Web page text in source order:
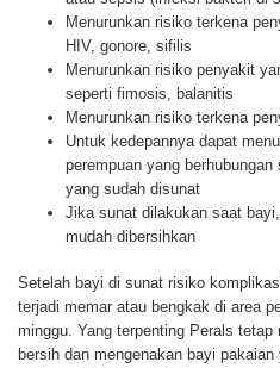
Menurunkan risiko terkena
HIV, gonore, sifilis
Menurunkan risiko penyakit
seperti fimosis, balanitis
Menurunkan risiko terkena
Untuk kedepannya dapat
perempuan yang
yang sudah disunat
Jika sunat dilakukan saat
mudah dibersihkan
Setelah bayi di sunat risiko
terjadi memar atau bengkak di area
minggu. Yang terpenting Perals
bersih dan mengenakan bayi